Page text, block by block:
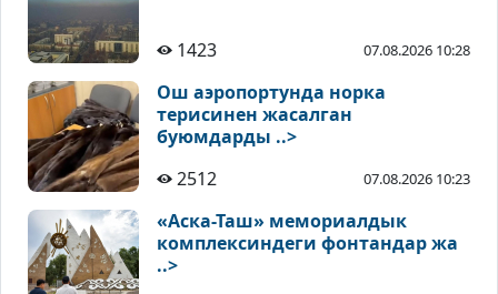
1423 07.08.2026 10:28
Ош аэропортунда норка
терисинен жасалган
буюмдарды ..>
2512
07.08.2026 10:23
«Аска-Таш» мемориалдык
комплексиндеги фонтандар жа
..>